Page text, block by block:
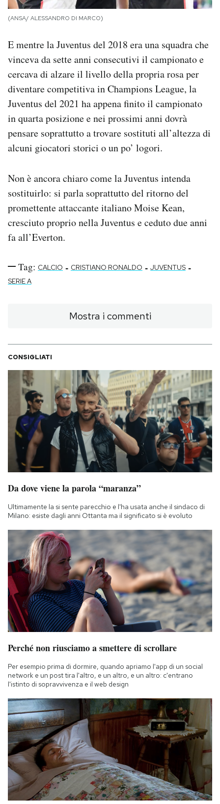
(ANSA/ ALESSANDRO DI MARCO)
E mentre la Juventus del 2018 era una squadra che
vinceva da sette anni consecutivi il campionato e
cercava di alzare il livello della propria rosa per
diventare competitiva in Champions League, la
Juventus del 2021 ha appena finito il campionato
in quarta posizione e nei prossimi anni dovrà
pensare soprattutto a trovare sostituti all’altezza di
alcuni giocatori storici o un po’ logori.
Non è ancora chiaro come la Juventus intenda
sostituirlo: si parla soprattutto del ritorno del
promettente attaccante italiano Moise Kean,
cresciuto proprio nella Juventus e ceduto due anni
fa all’Everton.
Tag: CALCIO - CRISTIANO RONALDO - JUVENTUS -
SERIE A
Mostra i commenti
CONSIGLIATI
Da dove viene la parola “maranza”
Ultimamente la si sente parecchio e l'ha usata anche il sindaco di
Milano: esiste dagli anni Ottanta ma il significato si è evoluto
Perché non riusciamo a smettere di scrollare
Per esempio prima di dormire, quando apriamo l'app di un social
network e un post tira l'altro, e un altro, e un altro: c'entrano
l'istinto di sopravvivenza e il web design